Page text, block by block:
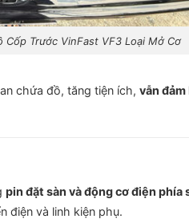
Cốp Trước VinFast VF3 Loại Mở Cơ
chứa đồ, tăng tiện ích, vẫn đảm
pin đặt sàn và động cơ điện phía
điện và linh kiện phụ.